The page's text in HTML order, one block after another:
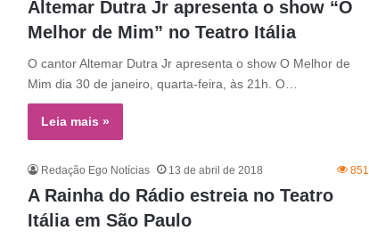
Altemar Dutra Jr apresenta o show “O
Melhor de Mim” no Teatro Itália
O cantor Altemar Dutra Jr apresenta o show O Melhor de
Mim dia 30 de janeiro, quarta-feira, às 21h. O…
Leia mais »
Redação Ego Notícias 13 de abril de 2018 851
A Rainha do Rádio estreia no Teatro
Itália em São Paulo